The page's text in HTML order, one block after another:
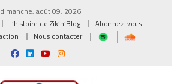
dimanche, août 09, 2026
L’histoire de Zik’n’Blog
Abonnez-vous
Nous contacter